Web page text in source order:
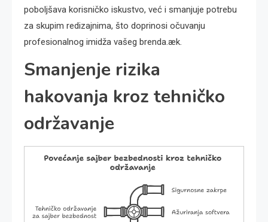
poboljšava korisničko iskustvo, već i smanjuje potrebu
za skupim redizajnima, što doprinosi očuvanju
profesionalnog imidža vašeg brenda.æk.
Smanjenje rizika
hakovanja kroz tehničko
održavanje